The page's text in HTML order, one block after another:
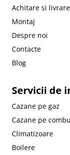
Achitare si livrare
Montaj
Despre noi
Contacte
Blog
Servicii de
Cazane pe gaz
Cazane pe
Climatizoare
Boilere